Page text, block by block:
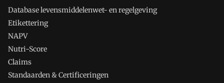
Database levensmiddelenwet- en regelgeving
Etikettering
NAPV
Nutri-Score
Claims
Standaarden & Certificeringen